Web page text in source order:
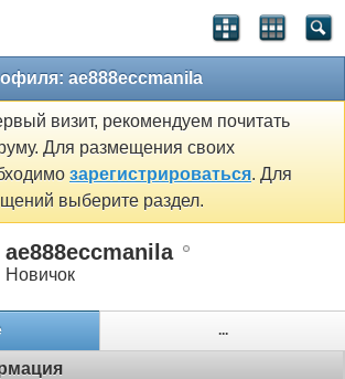
ae888eccmanila
визит, рекомендуем почитать
Для размещения своих
зарегистрироваться. Для
выберите раздел.
ae888eccmanila
Новичок
...